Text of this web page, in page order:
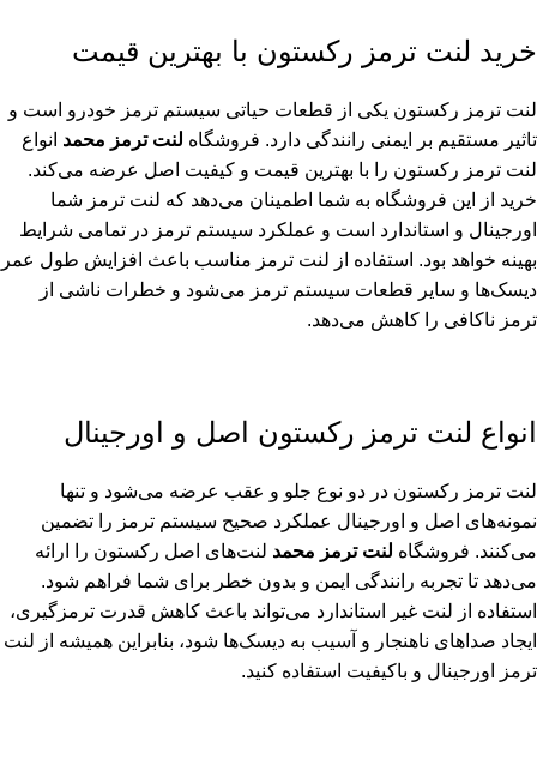
خرید لنت ترمز رکستون با بهترین قیمت
لنت ترمز رکستون یکی از قطعات حیاتی سیستم ترمز خودرو است و
تاثیر مستقیم بر ایمنی رانندگی دارد. فروشگاه لنت ترمز محمد انواع
لنت ترمز رکستون را با بهترین قیمت و کیفیت اصل عرضه می‌کند.
خرید از این فروشگاه به شما اطمینان می‌دهد که لنت ترمز شما
اورجینال و استاندارد است و عملکرد سیستم ترمز در تمامی شرایط
بهینه خواهد بود. استفاده از لنت ترمز مناسب باعث افزایش طول عمر
دیسک‌ها و سایر قطعات سیستم ترمز می‌شود و خطرات ناشی از
ترمز ناکافی را کاهش می‌دهد.
انواع لنت ترمز رکستون اصل و اورجینال
لنت ترمز رکستون در دو نوع جلو و عقب عرضه می‌شود و تنها
نمونه‌های اصل و اورجینال عملکرد صحیح سیستم ترمز را تضمین
می‌کنند. فروشگاه لنت ترمز محمد لنت‌های اصل رکستون را ارائه
می‌دهد تا تجربه رانندگی ایمن و بدون خطر برای شما فراهم شود.
استفاده از لنت غیر استاندارد می‌تواند باعث کاهش قدرت ترمزگیری،
ایجاد صداهای ناهنجار و آسیب به دیسک‌ها شود، بنابراین همیشه از لنت
ترمز اورجینال و باکیفیت استفاده کنید.